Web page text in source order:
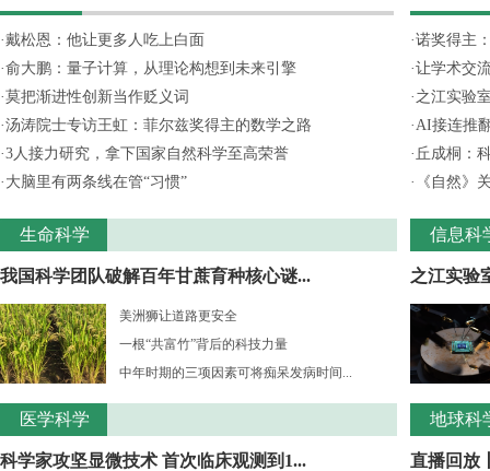
·戴松恩：他让更多人吃上白面
·俞大鹏：量子计算，从理论构想到未来引擎
·莫把渐进性创新当作贬义词
·汤涛院士专访王虹：菲尔兹奖得主的数学之路
·3人接力研究，拿下国家自然科学至高荣誉
· 大脑里有两条线在管“习惯”
生命科学
我国科学团队破解百年甘蔗育种核心谜...
美洲狮让道路更安全
一根“共富竹”背后的科技力量
中年时期的三项因素可将痴呆发病时间...
医学科学
科学家攻坚显微技术 首次临床观测到1...
·诺奖得主
·让学术交
· 之江实验
·AI接连推
· 丘成桐：
·
《自然》
信息科
之江实验
地球科
直播回放